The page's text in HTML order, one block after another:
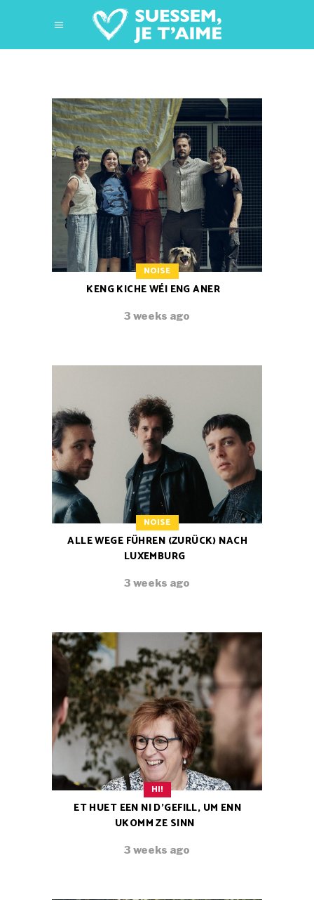
NOISE
KENG KICHE WÉI ENG ANER
3 weeks ago
NOISE
ALLE WEGE FÜHREN (ZURÜCK) NACH
LUXEMBURG
3 weeks ago
HI!
ET HUET EEN NI D’GEFILL, UM ENN
UKOMM ZE SINN
3 weeks ago